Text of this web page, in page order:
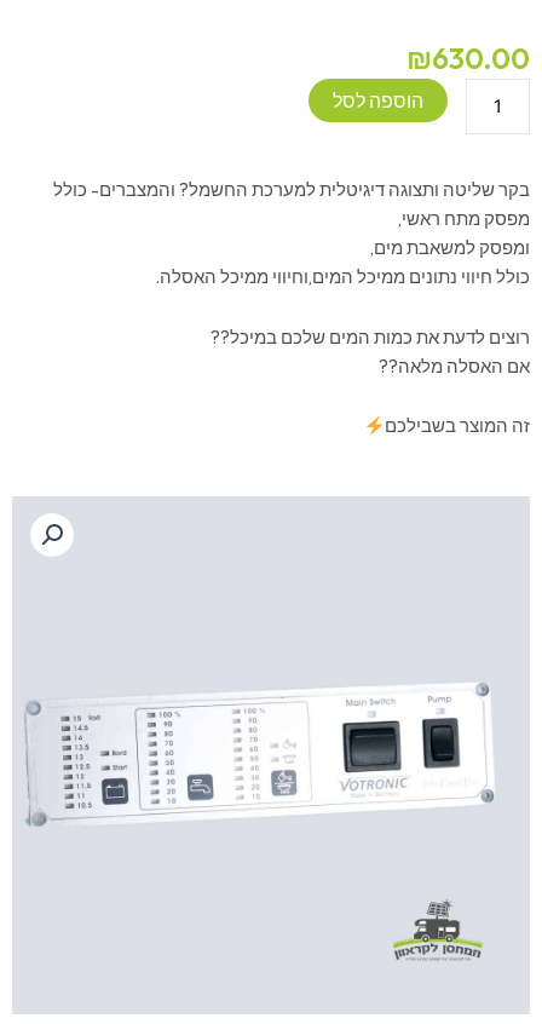
₪630.00
במערכת
הקרוואן
הוספה לסל
בקר שליטה ותצוגה דיגיטלית למערכת החשמל? והמצברים- כולל
מפסק מתח ראשי,
ומפסק למשאבת מים,
כולל חיווי נתונים ממיכל המים,וחיווי ממיכל האסלה.
רוצים לדעת את כמות המים שלכם במיכל??
אם האסלה מלאה??
זה המוצר בשבילכם